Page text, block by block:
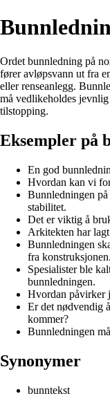
Ordet bunnledning på
fører avløpsvann ut fra
eller renseanlegg.
må vedlikeholdes
tilstopping.
Eksempler på
En god
Hvordan kan vi
Bunnledningen
stabilitet.
Det er viktig å
Arkitekten har
Bunnledningen
fra konstruksjonen.
Spesialister ble
bunnledningen.
Hvordan påvirker
Er det nødvendig
kommer?
Bunnledningen
Synonymer
bunntekst